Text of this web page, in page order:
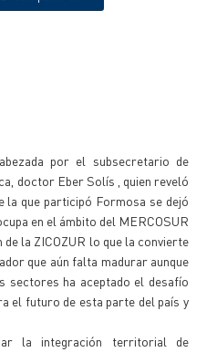
por el subsecretario de
doctor Eber Solís , quien reveló
la que participó Formosa se dejó
en el ámbito del MERCOSUR
la ZICOZUR lo que la convierte
que aún falta madurar aunque
sectores ha aceptado el desafío
el futuro de esta parte del país y
la integración territorial de